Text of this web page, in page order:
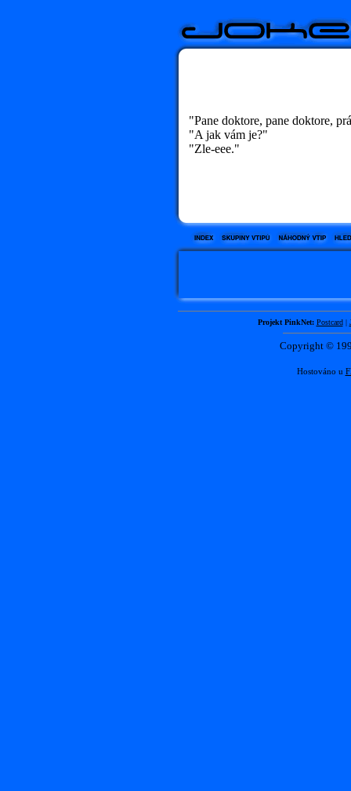
"Pane doktore, pane doktore,
"A jak vám je?"
"Zle-eee."
Projekt PinkNet: Postcard|
Copyright ©
Hostováno u